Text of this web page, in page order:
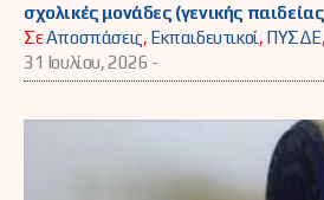
σχολικές μονάδες (γενικής
ΣεΑποσπάσεις, Εκπαιδευτικοί, ΠΥΣΔΕ,
31 Ιουλίου, 2026 -